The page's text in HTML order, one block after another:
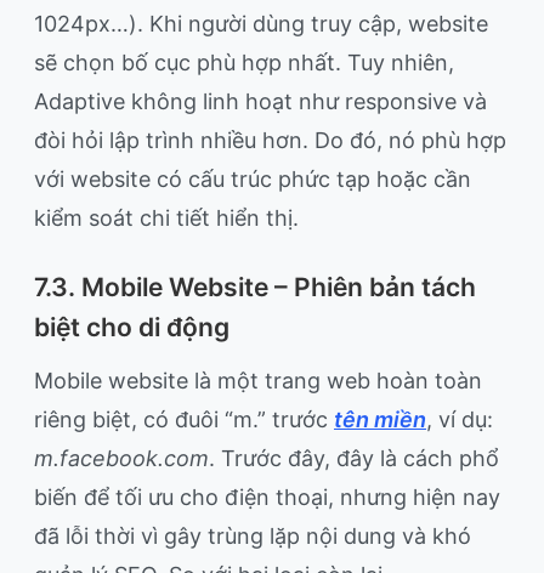
1024px…). Khi người dùng truy cập, website
sẽ chọn bố cục phù hợp nhất. Tuy nhiên,
Adaptive không linh hoạt như responsive và
đòi hỏi lập trình nhiều hơn. Do đó, nó phù hợp
với website có cấu trúc phức tạp hoặc cần
kiểm soát chi tiết hiển thị.
7.3. Mobile Website – Phiên bản tách
biệt cho di động
Mobile website là một trang web hoàn toàn
riêng biệt, có đuôi “m.” trước tên miền, ví dụ:
m.facebook.com. Trước đây, đây là cách phổ
biến để tối ưu cho điện thoại, nhưng hiện nay
đã lỗi thời vì gây trùng lặp nội dung và khó